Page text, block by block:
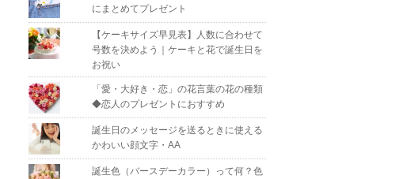
にまとめてプレゼント
【ケーキサイズ早見表】人数に合わせて
号数を決めよう｜ケーキと花で誕生日を
お祝い
「愛・大好き・恋」の花言葉の花の種類
◆恋人のプレゼントにおすすめ
誕生日のメッセージを送るときに使える
かわいい顔文字・AA
誕生色（バースデーカラー）って何？色